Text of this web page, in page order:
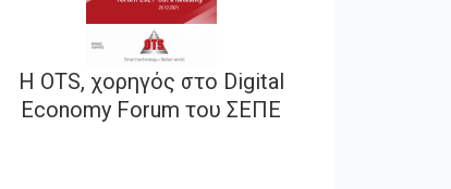
H OTS, χορηγός στο Digital
Economy Forum του ΣΕΠΕ